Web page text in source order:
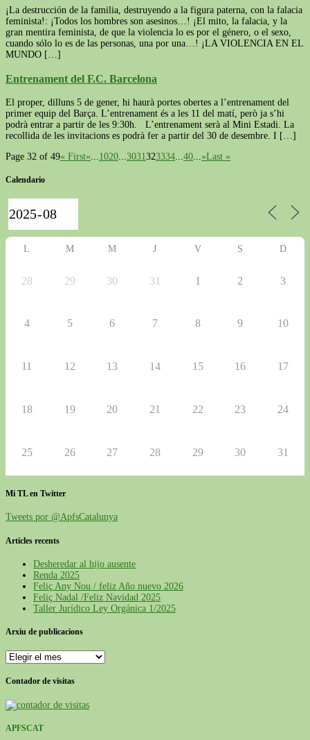
¡La destrucción de la familia, destruyendo a la figura paterna, con la falacia
feminista!: ¡Todos los hombres son asesinos…! ¡El mito, la falacia, y la
gran mentira feminista, de que la violencia lo es por el género, o el sexo,
cuando sólo lo es de las personas, una por una…! ¡LA VIOLENCIA EN EL
MUNDO […]
Entrenament del F.C. Barcelona
El proper, dilluns 5 de gener, hi haurà portes obertes a l’entrenament del
primer equip del Barça. L’entrenament és a les 11 del matí, però ja s’hi
podrà entrar a partir de les 9:30h. L’entrenament serà al Mini Estadi. La
recollida de les invitacions es podrà fer a partir del 30 de desembre. I […]
Page 32 of 49« First«...1020...3031323334...40...»Last »
Calendario
L M M J V S D
28 29 30 31 1 2 3
4 5 6 7 8 9 10
11 12 13 14 15 16 17
18 19 20 21 22 23 24
25 26 27 28 29 30 31
Mi TL en Twitter
Tweets por @ApfsCatalunya
Articles recents
Desheredar al hijo ausente
Renda 2025
Feliç Any Nou / feliz Año nuevo 2026
Feliç Nadal /Feliz Navidad 2025
Taller Jurídico Ley Orgánica 1/2025
Arxiu de publicacions
Arxiu
de
publicacions
Contador de visitas
APFSCAT